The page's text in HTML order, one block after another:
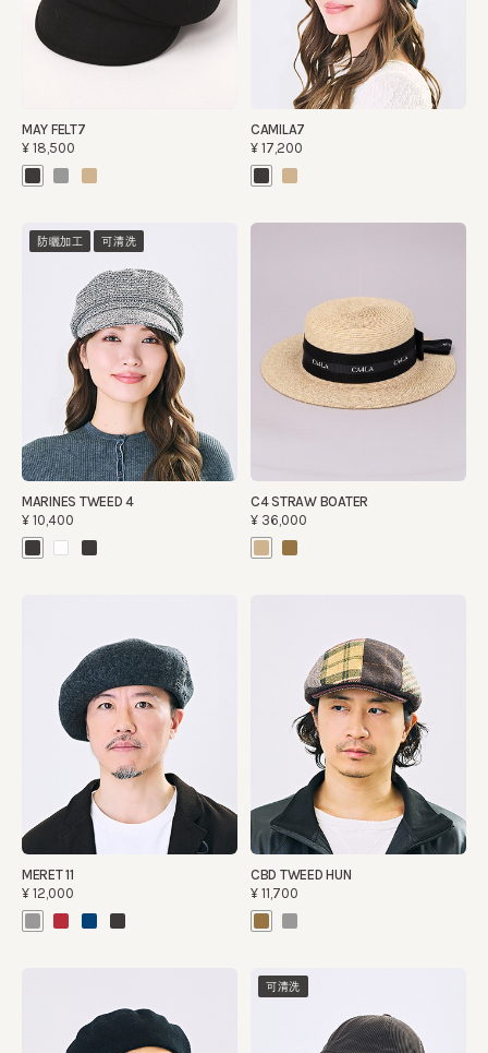
MAY FELT7
¥18,500
CAMILA7
¥17,200
防曬加工 可清洗
MARINES TWEED 4
¥10,400
C4 STRAW BOATER
¥36,000
MERET 11
¥12,000
CBD TWEED HUN
¥11,700
可清洗